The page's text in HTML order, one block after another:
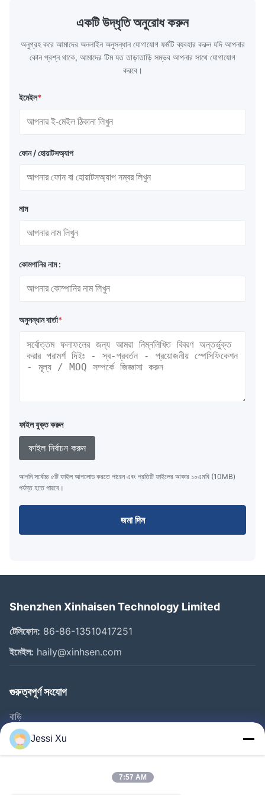
একটি উদ্ধৃতি অনুরোধ করুন
অনুগ্রহ করে আমাদের অনলাইন অনুসন্ধান যোগাযোগ ফর্মটি ব্যবহার করুন যদি আপনার
কোন প্রশ্ন থাকে, আমাদের টিম যত তাড়াতাড়ি সম্ভব আপনার সাথে যোগাযোগ
করবে।
ইমেইল*
ফোন / হোয়াটসঅ্যাপ
নাম
কোমপানির নাম :
অনুসন্ধান বার্তা*
ফাইল যুক্ত করুন
ফাইল নির্বাচন করুন
আপনি সর্বোচ্চ ৫টি ফাইল আপলোড করতে পারেন এবং প্রতিটি ফাইলের আকার ১০এমবি (10MB)
পর্যন্ত হতে পারবে।
জমা দিন
Shenzhen Xinhaisen Technology Limited
টেলিফোন: 86-86-13510417251
ইমেইল: haily@xinhsen.com
গুরুত্বপূর্ণ সংযোগ
বাড়ি
পণ্য
ভিডিও
Jessi Xu
7:57 AM